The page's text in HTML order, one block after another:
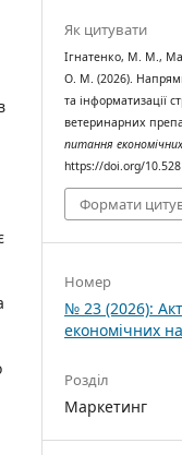
Як цитувати
Ігнатенко, М. М.,
О. М. (2026).
та інформатизації
ветеринарних
питання
https://doi.org/
Формати
Номер
№ 23 (2026):
економічних
Розділ
Маркетинг